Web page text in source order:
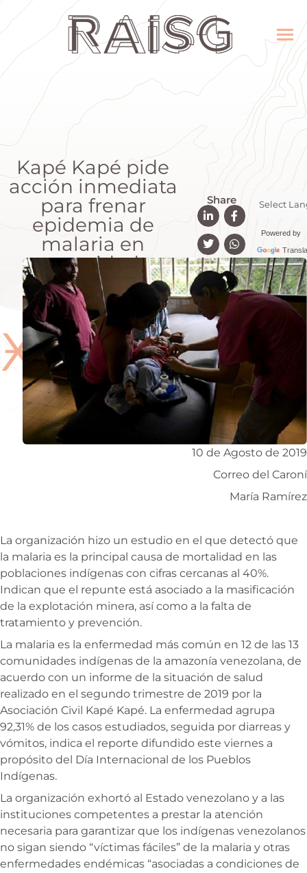
Kapé Kapé pide
acción inmediata
para frenar
epidemia de
malaria en
comunidades
indígenas
Share
Powered by
Ӿ
10 de Agosto de 2019
Correo del Caroní
María Ramírez
La organización hizo un estudio en el que detectó que
la malaria es la principal causa de mortalidad en las
poblaciones indígenas con cifras cercanas al 40%.
Indican que el repunte está asociado a la masificación
de la explotación minera, así como a la falta de
tratamiento y prevención.
La malaria es la enfermedad más común en 12 de las 13
comunidades indígenas de la amazonía venezolana, de
acuerdo con un informe de la situación de salud
realizado en el segundo trimestre de 2019 por la
Asociación Civil Kapé Kapé. La enfermedad agrupa
92,31% de los casos estudiados, seguida por diarreas y
vómitos, indica el reporte difundido este viernes a
propósito del Día Internacional de los Pueblos
Indígenas.
La organización exhortó al Estado venezolano y a las
instituciones competentes a prestar la atención
necesaria para garantizar que los indígenas venezolanos
no sigan siendo “víctimas fáciles” de la malaria y otras
enfermedades endémicas “asociadas a condiciones de